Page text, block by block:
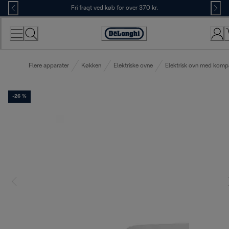
Skip
to
Content
Fri fragt ved køb for over 370 kr.
Accessibility
Flere apparater Køkken Elektriske ovne Elektrisk ovn med
-26 %